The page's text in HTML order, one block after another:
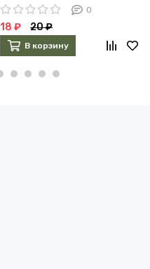
0
18 ₽ 20 ₽
В корзину